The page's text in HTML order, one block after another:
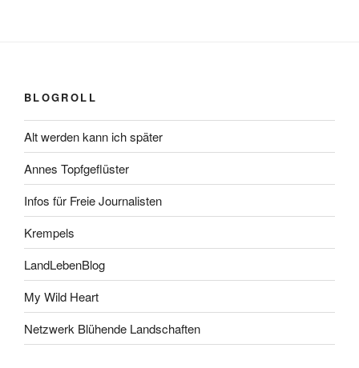
BLOGROLL
Alt werden kann ich später
Annes Topfgeflüster
Infos für Freie Journalisten
Krempels
LandLebenBlog
My Wild Heart
Netzwerk Blühende Landschaften